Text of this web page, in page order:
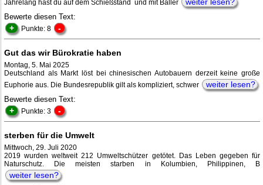
Jahrelang hast du auf dem Schießstand und mit Baller weiter lesen?
Bewerte diesen Text:
+ Punkte: 8 -
Gut das wir Bürokratie haben
Montag, 5. Mai 2025
Deutschland als Markt löst bei chinesischen Autobauern derzeit keine große
Euphorie aus. Die Bundesrepublik gilt als kompliziert, schwer
weiter lesen?
Bewerte diesen Text:
+ Punkte: 3 -
sterben für die Umwelt
Mittwoch, 29. Juli 2020
2019 wurden weltweit 212 Umweltschützer getötet. Das Leben gegeben für
Naturschutz. Die meisten starben in Kolumbien, Philippinen, B
weiter lesen?